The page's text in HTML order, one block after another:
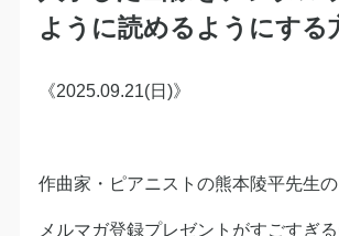
ように読めるようにする
《2025.09.21(日)》
作曲家・ピアニストの熊本陵平先生の
メルマガ登録プレゼントがすごすぎ